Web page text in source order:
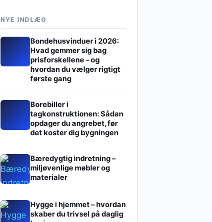
NYE INDLÆG
Bondehusvinduer i 2026:
Hvad gemmer sig bag
prisforskellene – og
hvordan du vælger rigtigt
første gang
Borebiller i
tagkonstruktionen: Sådan
opdager du angrebet, før
det koster dig bygningen
Bæredygtig indretning –
miljøvenlige møbler og
materialer
Hygge i hjemmet – hvordan
skaber du trivsel på daglig